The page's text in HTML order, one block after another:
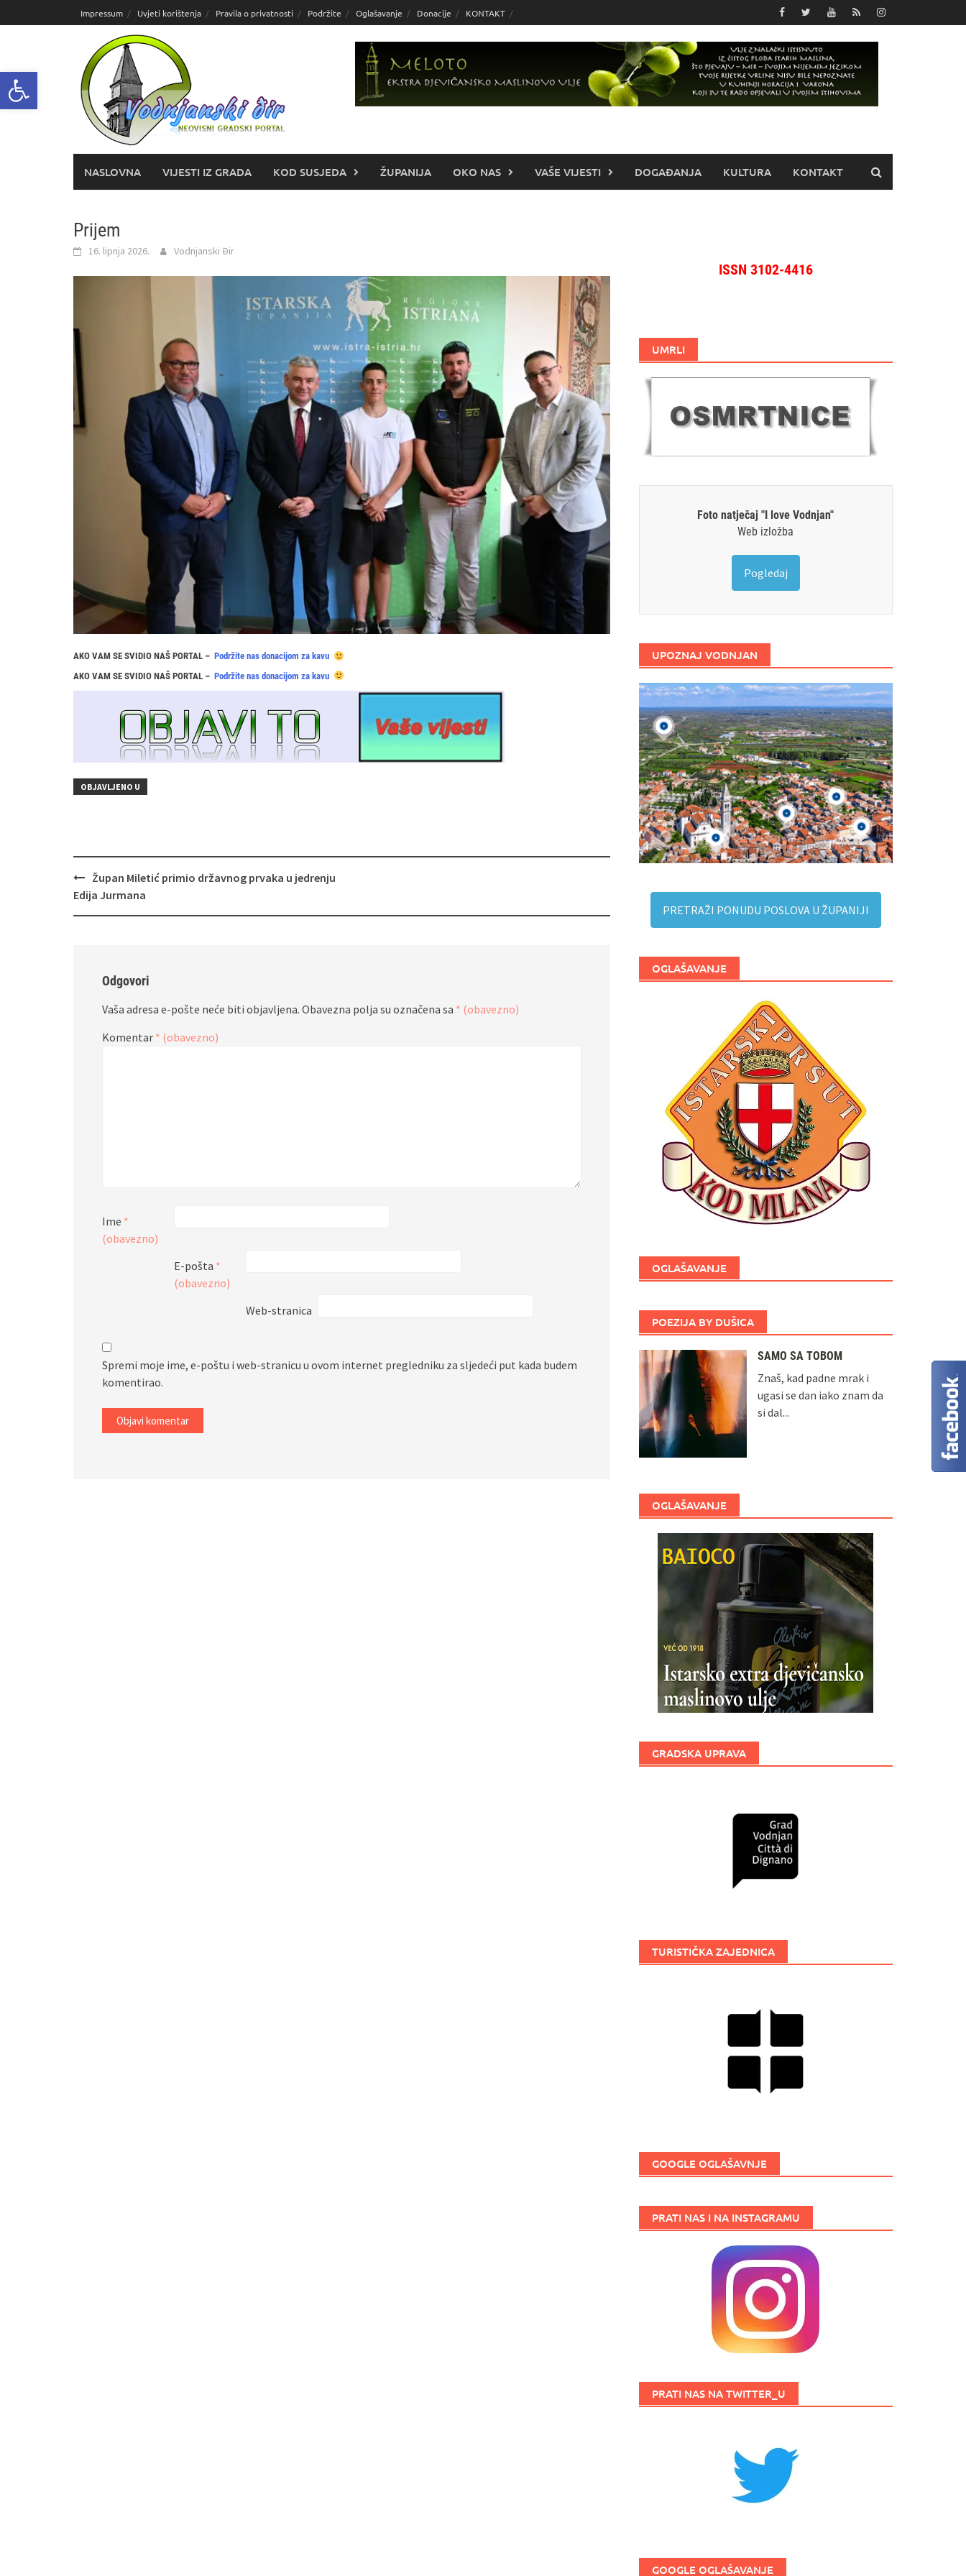
Open toolbar
do
Impressum Uvjeti korištenja Pravila o privatnosti Podržite Oglašavanje Donacije KONTAKT
NASLOVNA VIJESTI IZ GRADA KOD SUSJEDA ŽUPANIJA OKO NAS VAŠE VIJESTI DOGAĐANJA KULTURA KONTAKT
Prijem
16. lipnja 2026. Vodnjanski Đir
AKO VAM SE SVIDIO NAŠ PORTAL – Podržite nas donacijom za kavu
AKO VAM SE SVIDIO NAŠ PORTAL – Podržite nas donacijom za kavu
OBJAVLJENO U
Navigacija
objava
Župan Miletić primio državnog prvaka u jedrenju
Edija Jurmana
Odgovori
Vaša adresa e-pošte neće biti objavljena. Obavezna polja su označena sa * (obavezno)
Komentar * (obavezno)
Ime *
(obavezno)
E-pošta *
(obavezno)
Web-stranica
Spremi moje ime, e-poštu i web-stranicu u ovom internet pregledniku za sljedeći put kada budem
komentirao.
ISSN 3102-4416
UMRLI
Foto natječaj "I love Vodnjan"
Web izložba
Pogledaj
UPOZNAJ VODNJAN
PRETRAŽI PONUDU POSLOVA U ŽUPANIJI
OGLAŠAVANJE
OGLAŠAVANJE
POEZIJA BY DUŠICA
SAMO SA TOBOM
Znaš, kad padne mrak i
ugasi se dan iako znam da
si dal...
OGLAŠAVANJE
GRADSKA UPRAVA
TURISTIČKA ZAJEDNICA
GOOGLE OGLAŠAVNJE
PRATI NAS I NA INSTAGRAMU
PRATI NAS NA TWITTER_U
GOOGLE OGLAŠAVANJE